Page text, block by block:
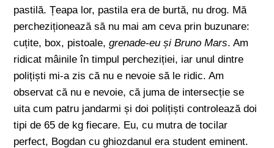
pastilă. Țeapa lor, pastila era de burtă, nu drog. Mă
percheziționează să nu mai am ceva prin buzunare:
cuțite, box, pistoale,grenade-eu și Bruno Mars. Am
ridicat mâinile în timpul percheziției, iar unul dintre
polițiști mi-a zis că nu e nevoie să le ridic. Am
observat că nu e nevoie, că juma de intersecție se
uita cum patru jandarmi și doi polițiști controlează doi
tipi de 65 de kg fiecare. Eu, cu mutra de tocilar
perfect, Bogdan cu ghiozdanul era student eminent.